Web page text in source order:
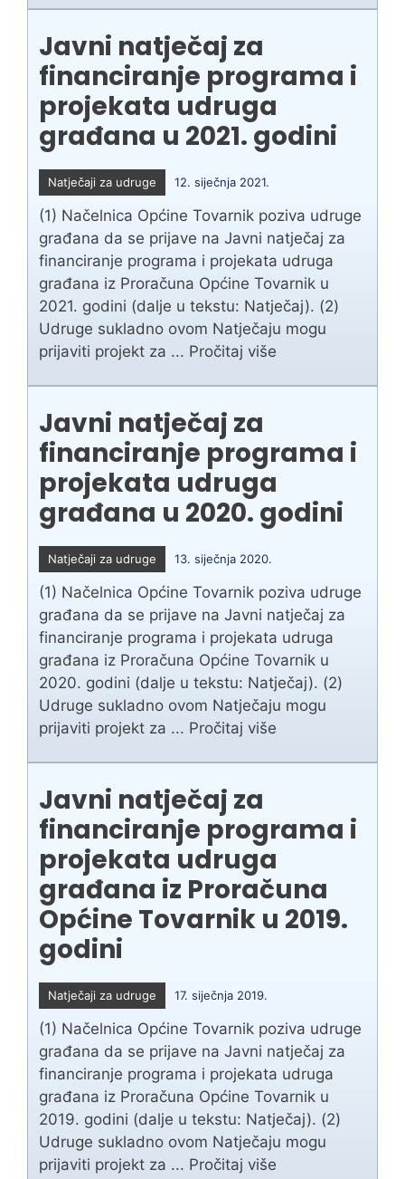
Javni natječaj za
financiranje programa i
projekata udruga
građana u 2021. godini
Natječaji za udruge 12. siječnja 2021.
(1) Načelnica Općine Tovarnik poziva udruge
građana da se prijave na Javni natječaj za
financiranje programa i projekata udruga
građana iz Proračuna Općine Tovarnik u
2021. godini (dalje u tekstu: Natječaj). (2)
Udruge sukladno ovom Natječaju mogu
prijaviti projekt za ... Pročitaj više
Javni natječaj za
financiranje programa i
projekata udruga
građana u 2020. godini
Natječaji za udruge 13. siječnja 2020.
(1) Načelnica Općine Tovarnik poziva udruge
građana da se prijave na Javni natječaj za
financiranje programa i projekata udruga
građana iz Proračuna Općine Tovarnik u
2020. godini (dalje u tekstu: Natječaj). (2)
Udruge sukladno ovom Natječaju mogu
prijaviti projekt za ... Pročitaj više
Javni natječaj za
financiranje programa i
projekata udruga
građana iz Proračuna
Općine Tovarnik u 2019.
godini
Natječaji za udruge 17. siječnja 2019.
(1) Načelnica Općine Tovarnik poziva udruge
građana da se prijave na Javni natječaj za
financiranje programa i projekata udruga
građana iz Proračuna Općine Tovarnik u
2019. godini (dalje u tekstu: Natječaj). (2)
Udruge sukladno ovom Natječaju mogu
prijaviti projekt za ... Pročitaj više